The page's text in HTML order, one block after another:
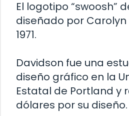
El logotipo “swoosh”
diseñado por Carolyn
1971.
Davidson fue una
diseño gráfico en la
Estatal de Portland y
dólares por su diseño.